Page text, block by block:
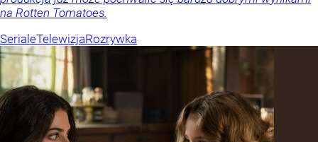
na Rotten Tomatoes.
SerialeTelewizjaRozrywka